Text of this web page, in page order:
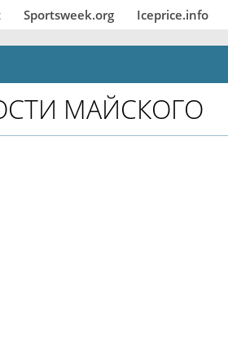
Sportsweek.org Iceprice.info
МАЙСКОГО